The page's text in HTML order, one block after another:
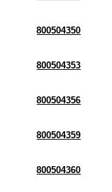
800504350
800504353
800504356
800504359
800504360